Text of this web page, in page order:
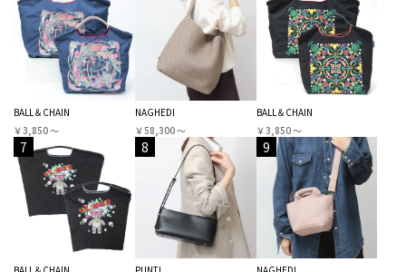
BALL＆CHAIN
￥3,850 〜
NAGHEDI
￥58,300 〜
BALL＆CHAIN
￥3,850 〜
7 8 9